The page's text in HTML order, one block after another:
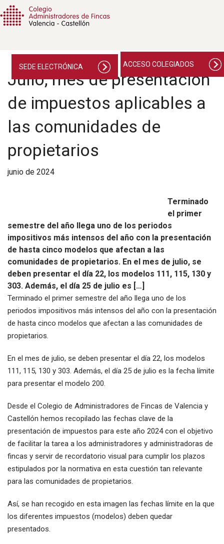
ACCESO COLEGIADOS
SEDE ELECTRÓNICA
Julio, mes de presentación
de impuestos aplicables a
las comunidades de
propietarios
junio de 2024
Terminado
el primer
semestre del año llega uno de los periodos
impositivos más intensos del año con la presentación
de hasta cinco modelos que afectan a las
comunidades de propietarios. En el mes de julio, se
deben presentar el día 22, los modelos 111, 115, 130 y
303. Además, el día 25 de julio es […]
Terminado el primer semestre del año llega uno de los
periodos impositivos más intensos del año con la presentación
de hasta cinco modelos que afectan a las comunidades de
propietarios.
En el mes de julio, se deben presentar el día 22, los modelos
111, 115, 130 y 303. Además, el día 25 de julio es la fecha límite
para presentar el modelo 200.
Desde el Colegio de Administradores de Fincas de Valencia y
Castellón hemos recopilado las fechas clave de la
presentación de impuestos para este año 2024 con el objetivo
de facilitar la tarea a los administradores y administradoras de
fincas y servir de recordatorio visual para cumplir los plazos
estipulados por la normativa en esta cuestión tan relevante
para las comunidades de propietarios.
Así, se han recogido en esta imagen las fechas límite en la que
los diferentes impuestos (modelos) deben quedar
presentados.